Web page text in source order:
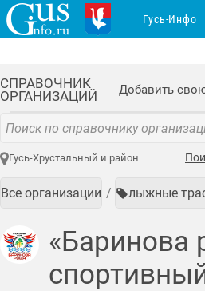
СПРАВОЧНИК
ОРГАНИЗАЦИЙ
Добавить
Гусь-Хрустальный и район
Все организации лыжные
«Баринова
Гусь-Инфо